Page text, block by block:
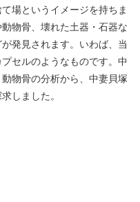
場というイメージを持ちま
物骨、壊れた土器・石器な
発見されます。いわば、当
セルのようなものです。中
物骨の分析から、中妻貝塚
しました。